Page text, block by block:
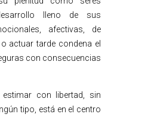
lleno de sus
afectivas, de
actuar tarde condena el
con consecuencias
con libertad, sin
tipo, está en el centro